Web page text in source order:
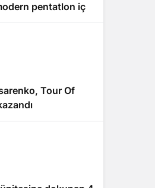
pentatlon için
Tour Of